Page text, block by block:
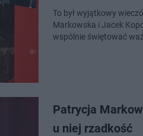
To był wyjątkowy
Markowska i Jacek
wspólnie świętować
Patrycja
u niej rzadkość